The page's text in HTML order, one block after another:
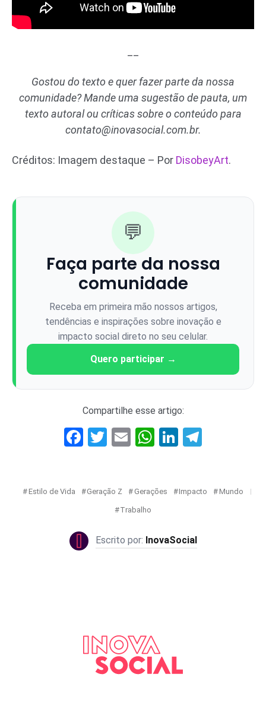
Gostou do texto e quer fazer parte da nossa
comunidade? Mande uma sugestão de pauta, um
texto autoral ou críticas sobre o conteúdo para
contato@inovasocial.com.br.
Créditos: Imagem destaque – Por DisobeyArt.
💬
Faça parte da nossa
comunidade
Receba em primeira mão nossos artigos,
tendências e inspirações sobre inovação e
impacto social direto no seu celular.
Quero participar →
Compartilhe esse artigo:
Facebook
Twitter
EmailWhatsApp
LinkedIn
Estilo de Vida Geração Z Gerações Impacto Mundo
Trabalho
InovaSocial